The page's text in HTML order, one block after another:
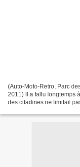
(Auto-Moto-Retro, Parc
2011) Il a fallu longtemps
des citadines ne limitait